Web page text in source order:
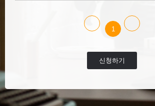
1
신청하기